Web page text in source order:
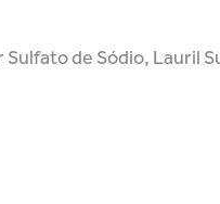
de Sódio, Lauril